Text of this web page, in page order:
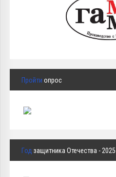
Пройти опрос
Год защитника Отечества - 2025